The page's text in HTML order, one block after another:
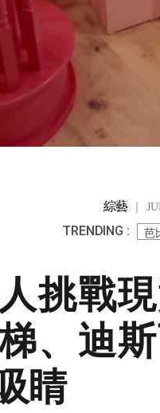
綜藝｜
TRENDING : 芭
挑戰
、迪
睛